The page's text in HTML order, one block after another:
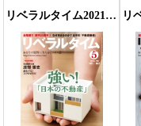
リベラルタイム2021年5月号